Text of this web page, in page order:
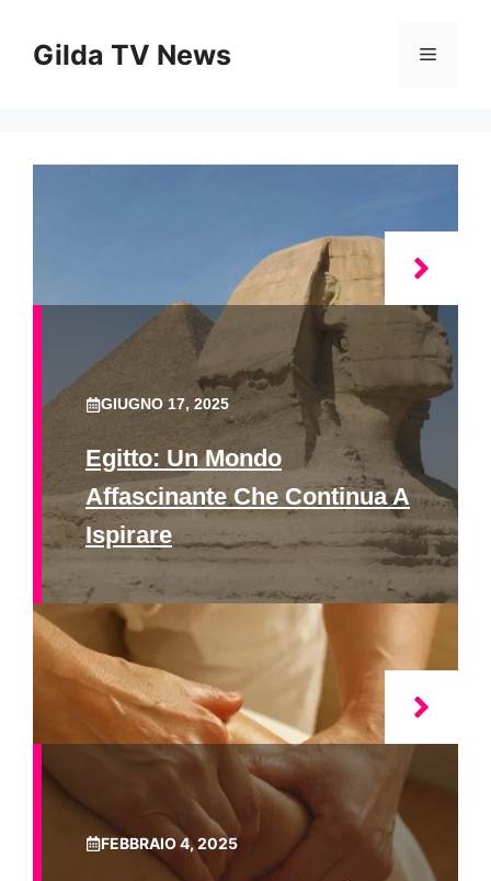
contenuto
Gilda TV News Menu
GIUGNO 17, 2025
Egitto: Un Mondo
Affascinante Che Continua A
Ispirare
FEBBRAIO 4, 2025